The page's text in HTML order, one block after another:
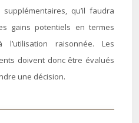
qu’il faudra
gains potentiels en termes
l’utilisation raisonnée. Les
doivent donc être évalués
une décision.